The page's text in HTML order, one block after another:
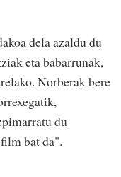
dela azaldu du
eta babarrunak,
Norberak bere
du
bat da".